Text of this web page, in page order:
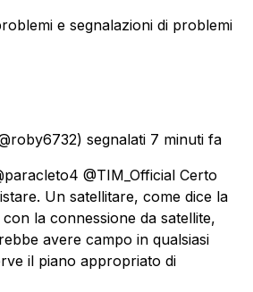
e segnalazioni di problemi
segnalati 7 minuti fa
@TIM_Official Certo
Un satellitare, come dice la
la connessione da satellite,
avere campo in qualsiasi
il piano appropriato di